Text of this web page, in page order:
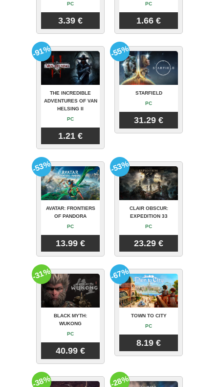
PC
3.39 €
PC
1.66 €
THE INCREDIBLE
ADVENTURES OF VAN
HELSING II
PC
1.21 €
-91%
STARFIELD
PC
31.29 €
-55%
AVATAR: FRONTIERS
OF PANDORA
PC
13.99 €
-53%
CLAIR OBSCUR:
EXPEDITION 33
PC
23.29 €
-53%
BLACK MYTH:
WUKONG
PC
40.99 €
-31%
TOWN TO CITY
PC
8.19 €
-67%
-38% -28%